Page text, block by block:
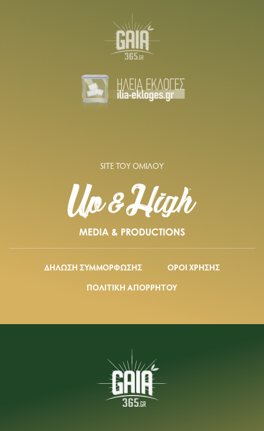
SITE ΤΟΥ ΟΜΙΛΟΥ
ΔΗΛΩΣΗ ΣΥΜΜΟΡΦΩΣΗΣ
ΟΡΟΙ ΧΡΗΣΗΣ
ΠΟΛΙΤΙΚΗ ΑΠΟΡΡΗΤΟΥ